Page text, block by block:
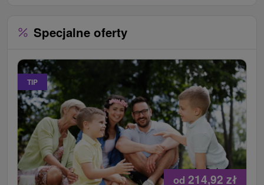
Specjalne oferty
TIP
od 214,92 zł